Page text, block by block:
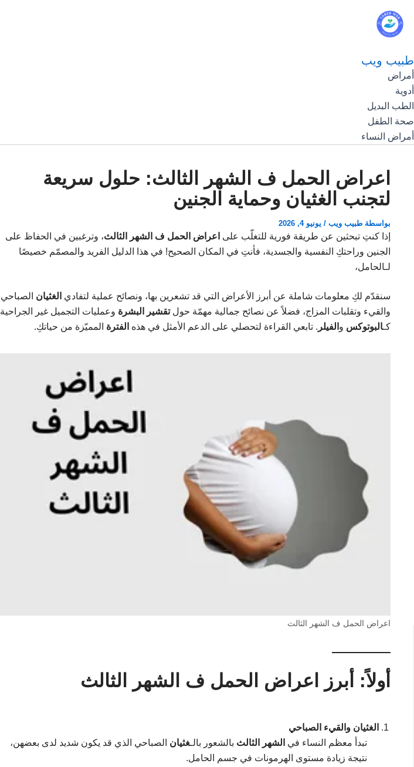
طبيب ويب
أمراض
أدوية
الطب البديل
صحة الطفل
أمراض النساء
اعراض الحمل ف الشهر الثالث: حلول سريعة
لتجنب الغثيان وحماية الجنين
بواسطة طبيب ويب / يونيو 4, 2026
إذا كنتِ تبحثين عن طريقة فورية للتغلّب على اعراض الحمل ف الشهر الثالث، وترغبين في الحفاظ على
الجنين وراحتكِ النفسية والجسدية، فأنتِ في المكان الصحيح! في هذا الدليل الفريد والمصمّم خصيصًا
لـالحامل،
سنقدّم لكِ معلومات شاملة عن أبرز الأعراض التي قد تشعرين بها، ونصائح عملية لتفادي الغثيان الصباحي
والقيء وتقلبات المزاج، فضلاً عن نصائح جمالية مهمّة حولتقشير البشرة وعمليات التجميل غير الجراحية
كـالبوتوكس و الفيلر . تابعي القراءة لتحصلي على الدعم الأمثل في هذه الفترة المميّزة من حياتكِ.
اعراض الحمل ف الشهر الثالث
أولاً: أبرز اعراض الحمل ف الشهر الثالث
الغثيان والقيء الصباحي
تبدأ معظم النساء في الشهر الثالث بالشعور بالـغثيان الصباحي الذي قد يكون شديد لدى بعضهن،
نتيجة زيادة مستوى الهرمونات في جسم الحامل.